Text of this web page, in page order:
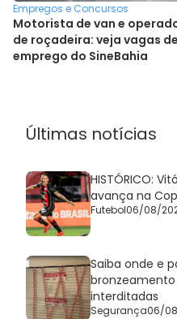
Empregos e Concursos
Motorista de van e
de roçadeira: veja vagas de
emprego do SineBahia
Últimas notícias
HISTÓRICO:
avança na
Futebol06/08/
Saiba onde e
interditadas
Segurança06/